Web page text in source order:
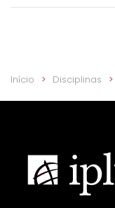
Início Disciplinas